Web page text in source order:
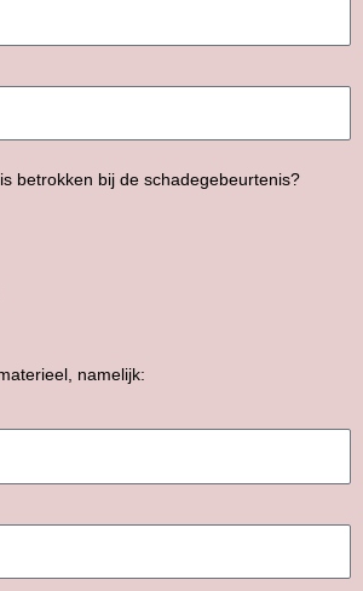
betrokken bij de schadegebeurtenis?
namelijk: